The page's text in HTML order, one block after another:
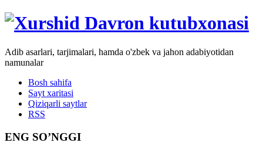
Adib asarlari, tarjimalari, hamda o'zbek va jahon adabiyotidan
namunalar
Bosh sahifa
Sayt xaritasi
Qiziqarli saytlar
RSS
ENG SO’NGGI